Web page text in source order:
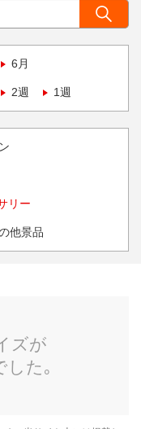
6月
2週 1週
リー
他景品